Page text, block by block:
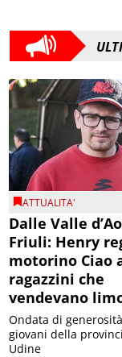
ATTUALITA'
Dalle Valle
Friuli: Henry
motorino Ciao
ragazzini che
vendevano
Ondata di
giovani della
Udine